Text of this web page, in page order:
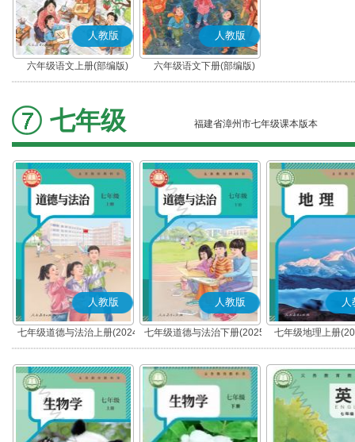
人教版
六年级语文上册(部编版)
人教版
六年级语文下册(部编版)
七年级 福建省漳州市七年级课本版本
人教版
七年级道德与法治上册(2024
秋版)(部编版)
人教版
七年级道德与法治下册(2025
春版)(部编版)
人
七年级地理上册